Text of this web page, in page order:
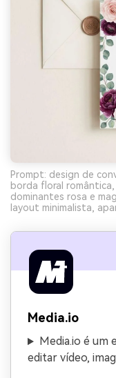
Prompt: design de
borda floral
dominantes rosa e
layout minimalista,
Media.io
Media.io é um
editar vídeo,